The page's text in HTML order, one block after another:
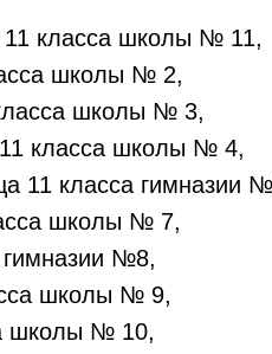
11 класса школы № 11,
школы № 2,
школы № 3,
класса школы № 4,
11 класса гимназии
школы № 7,
гимназии №8,
школы № 9,
школы № 10,